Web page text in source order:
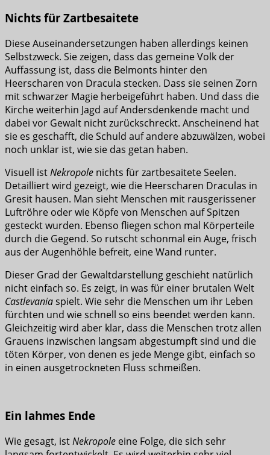
Nichts für Zartbesaitete
Diese Auseinandersetzungen haben allerdings keinen
Selbstzweck. Sie zeigen, dass das gemeine Volk der
Auffassung ist, dass die Belmonts hinter den
Heerscharen von Dracula stecken. Dass sie seinen Zorn
mit schwarzer Magie herbeigeführt haben. Und dass die
Kirche weiterhin Jagd auf Andersdenkende macht und
dabei vor Gewalt nicht zurückschreckt. Anscheinend hat
sie es geschafft, die Schuld auf andere abzuwälzen, wobei
noch unklar ist, wie sie das getan haben.
Visuell istNekropole nichts für zartbesaitete Seelen.
Detailliert wird gezeigt, wie die Heerscharen Draculas in
Gresit hausen. Man sieht Menschen mit rausgerissener
Luftröhre oder wie Köpfe von Menschen auf Spitzen
gesteckt wurden. Ebenso fliegen schon mal Körperteile
durch die Gegend. So rutscht schonmal ein Auge, frisch
aus der Augenhöhle befreit, eine Wand runter.
Dieser Grad der Gewaltdarstellung geschieht natürlich
nicht einfach so. Es zeigt, in was für einer brutalen Welt
Castlevaniaspielt. Wie sehr die Menschen um ihr Leben
fürchten und wie schnell so eins beendet werden kann.
Gleichzeitig wird aber klar, dass die Menschen trotz allen
Grauens inzwischen langsam abgestumpft sind und die
töten Körper, von denen es jede Menge gibt, einfach so
in einen ausgetrockneten Fluss schmeißen.
Ein lahmes Ende
Wie gesagt, istNekropole eine Folge, die sich sehr